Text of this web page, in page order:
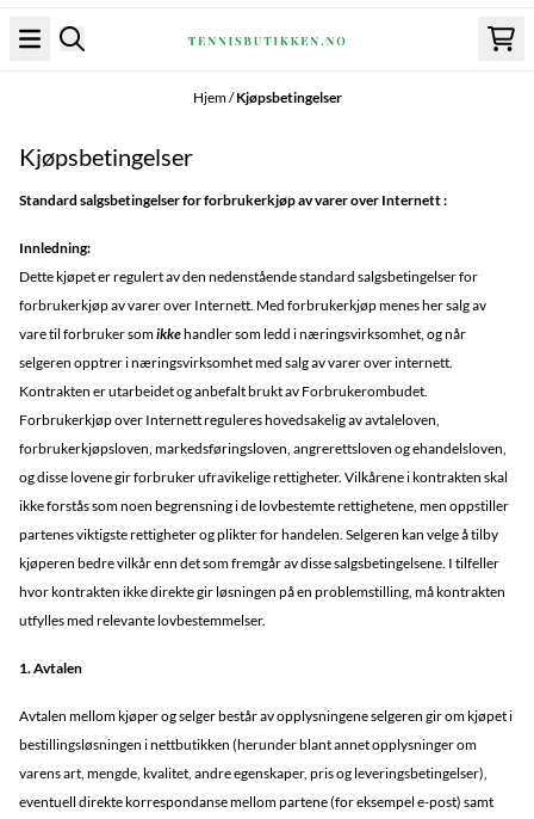
Hopp til innhold
Hjem/Kjøpsbetingelser
Kjøpsbetingelser
Standard salgsbetingelser for forbrukerkjøp av varer over Internett :
Innledning:
Dette kjøpet er regulert av den nedenstående standard salgsbetingelser for
forbrukerkjøp av varer over Internett. Med forbrukerkjøp menes her salg av
vare til forbruker somikkehandler som ledd i næringsvirksomhet, og når
selgeren opptrer i næringsvirksomhet med salg av varer over internett.
Kontrakten er utarbeidet og anbefalt brukt av Forbrukerombudet.
Forbrukerkjøp over Internett reguleres hovedsakelig av avtaleloven,
forbrukerkjøpsloven, markedsføringsloven, angrerettsloven og ehandelsloven,
og disse lovene gir forbruker ufravikelige rettigheter. Vilkårene i kontrakten skal
ikke forstås som noen begrensning i de lovbestemte rettighetene, men oppstiller
partenes viktigste rettigheter og plikter for handelen. Selgeren kan velge å tilby
kjøperen bedre vilkår enn det som fremgår av disse salgsbetingelsene. I tilfeller
hvor kontrakten ikke direkte gir løsningen på en problemstilling, må kontrakten
utfylles med relevante lovbestemmelser.
1. Avtalen
Avtalen mellom kjøper og selger består av opplysningene selgeren gir om kjøpet i
bestillingsløsningen i nettbutikken (herunder blant annet opplysninger om
varens art, mengde, kvalitet, andre egenskaper, pris og leveringsbetingelser),
eventuell direkte korrespondanse mellom partene (for eksempel e-post) samt